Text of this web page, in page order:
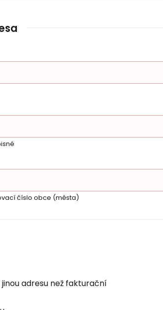
číslo obce (města)
adresu než fakturační